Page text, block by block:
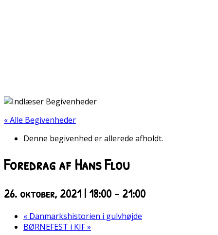
« Alle Begivenheder
Denne begivenhed er allerede afholdt.
Foredrag af Hans Flou
26. oktober, 2021 | 18:00 - 21:00
« Danmarkshistorien i gulvhøjde
BØRNEFEST i KIF»